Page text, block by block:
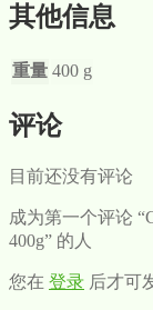
其他信息
重量 400 g
评论
目前还没有评论
成为第一个评论
400g” 的人
您在 登录 后才可